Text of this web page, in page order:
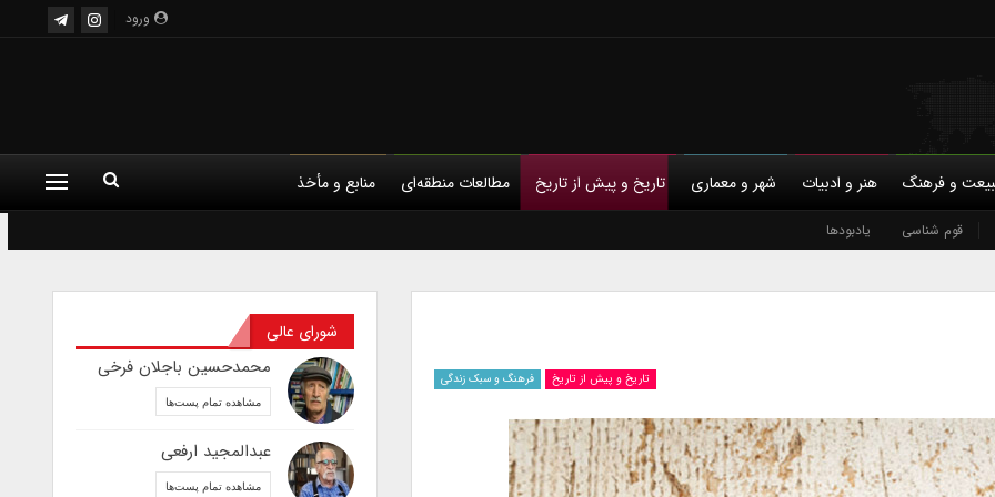
ورود
ما حمایت مالی حریم خصوصی
و فرهنگ هنر و ادبیات شهر و معماری تاریخ و پیش از تاریخ
قوم شناسی یادبودها
مطالعات منطقه‌ای منابع و مأخذ
تاریخ و پیش از تاریخ فرهنگ و سبک زندگی
شورای عالی
محمدحسین باجلان فرخی
مشاهده تمام پست‌ها
عبدالمجید ارفعی
مشاهده تمام پست‌ها